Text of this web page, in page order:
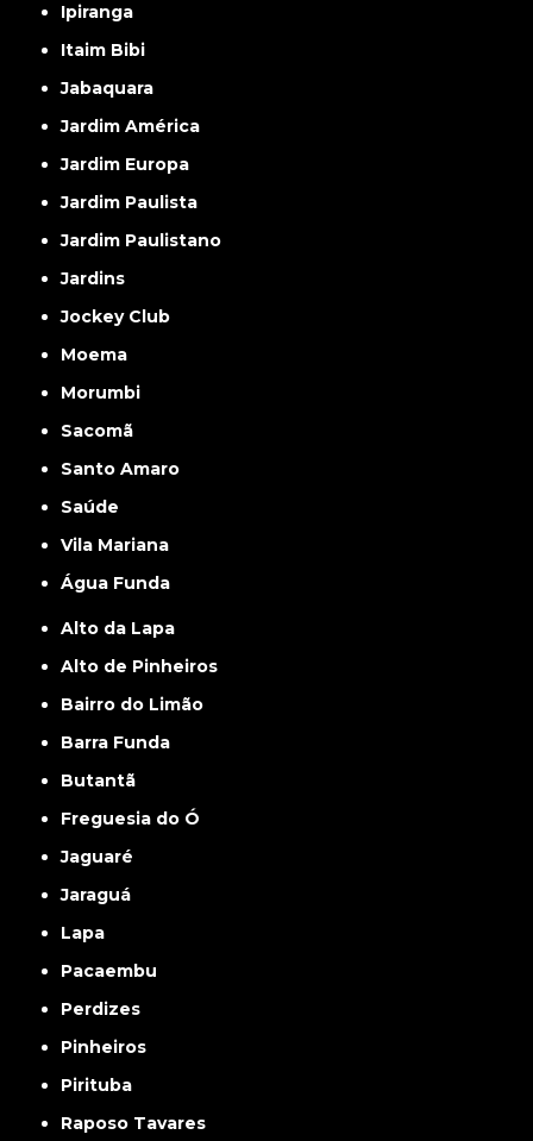
Ipiranga
Itaim Bibi
Jabaquara
Jardim América
Jardim Europa
Jardim Paulista
Jardim Paulistano
Jardins
Jockey Club
Moema
Morumbi
Sacomã
Santo Amaro
Saúde
Vila Mariana
Água Funda
Alto da Lapa
Alto de Pinheiros
Bairro do Limão
Barra Funda
Butantã
Freguesia do Ó
Jaguaré
Jaraguá
Lapa
Pacaembu
Perdizes
Pinheiros
Pirituba
Raposo Tavares